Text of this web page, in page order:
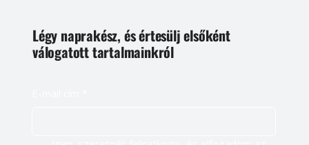
Légy naprakész, és értesülj elsőként
válogatott tartalmainkról